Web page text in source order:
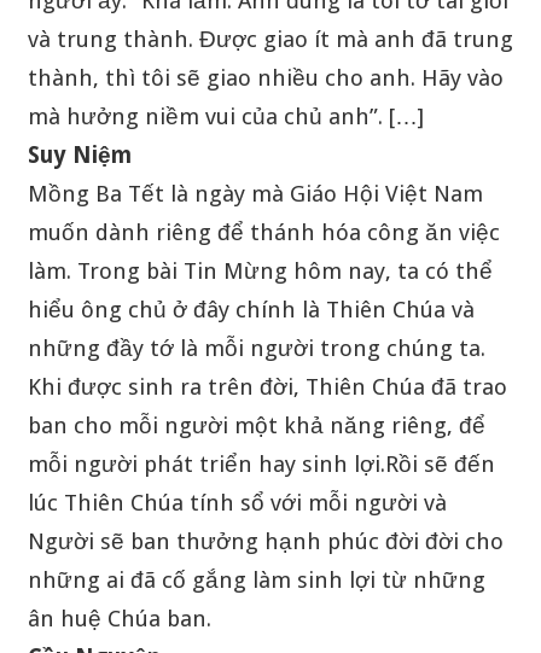
và trung thành. Được giao ít mà anh đã trung
thành, thì tôi sẽ giao nhiều cho anh. Hãy vào
mà hưởng niềm vui của chủ anh”. […]
Suy Niệm
Mồng Ba Tết là ngày mà Giáo Hội Việt Nam
muốn dành riêng để thánh hóa công ăn việc
làm. Trong bài Tin Mừng hôm nay, ta có thể
hiểu ông chủ ở đây chính là Thiên Chúa và
những đầy tớ là mỗi người trong chúng ta.
Khi được sinh ra trên đời, Thiên Chúa đã trao
ban cho mỗi người một khả năng riêng, để
mỗi người phát triển hay sinh lợi.Rồi sẽ đến
lúc Thiên Chúa tính sổ với mỗi người và
Người sẽ ban thưởng hạnh phúc đời đời cho
những ai đã cố gắng làm sinh lợi từ những
ân huệ Chúa ban.